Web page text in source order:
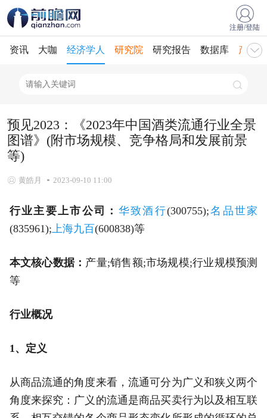
注册/登陆
资讯 大咖 经济学人 研究院 研究报告 数据库 产业
预见2023：《2023年中国酒类流通行业全景
图谱》(附市场规模、竞争格局和发展前景
等)
黄皓月 2023-09-10 11:00
行业主要上市公司： 华致酒行(300755);名品世家
(835961); 上海九百(600838)等
本文核心数据： 产量;销售额;市场规模;行业规模预测
等
行业概况
1、定义
从商品流通的角度来看，流通可分为广义和狭义两个
角度来探究：广义的流通是商品买卖行为以及相互联